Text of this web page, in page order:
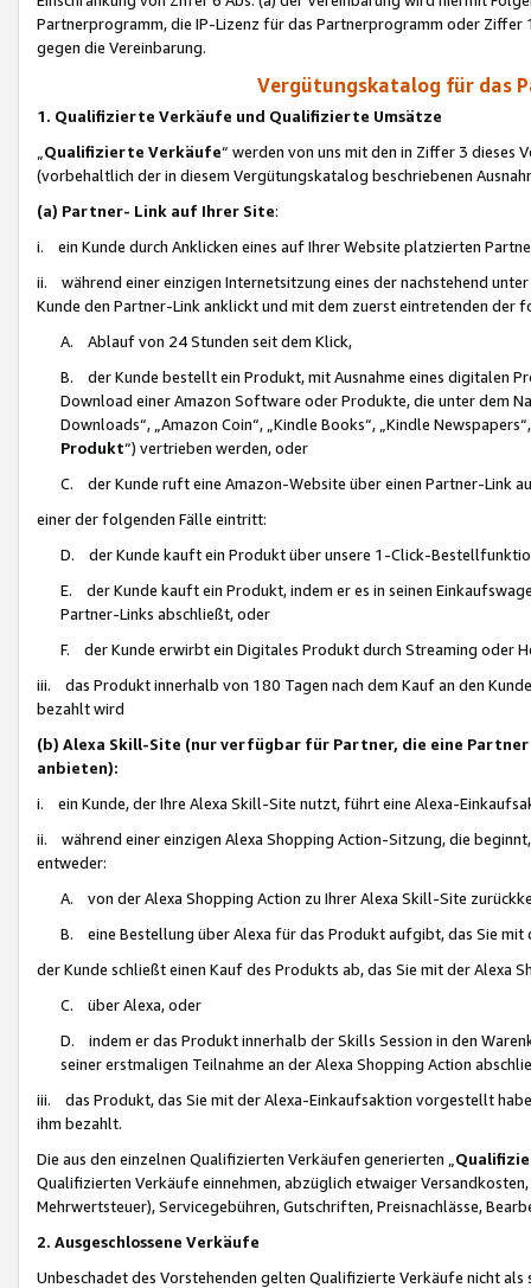
Partnerprogramm, die IP-Lizenz für das Partnerprogramm oder
gegen die Vereinbarung.
Vergütungskatalog für das
1. Qualifizierte Verkäufe und Qualifizierte Umsätze
Qualifizierte Verkäufe“ werden von uns mit den in Ziffer 3
(vorbehaltlich der in diesem Vergütungskatalog beschriebenen
(a) Partner- Link auf Ihrer Site:
i. ein Kunde durch Anklicken eines auf Ihrer Website platzierten
ii. während einer einzigen Internetsitzung eines der nachstehend
Kunde den Partner-Link anklickt und mit dem zuerst eintretenden der
A. Ablauf von 24 Stunden seit dem Klick,
B. der Kunde bestellt ein Produkt, mit Ausnahme eines digitalen
Download einer Amazon Software oder Produkte, die unter dem
Downloads“, „Amazon Coin“, „Kindle Books“, „Kindle
Produkt“) vertrieben werden, oder
C. der Kunde ruft eine Amazon-Website über einen Partner-Link
einer der folgenden Fälle eintritt:
D. der Kunde kauft ein Produkt über unsere 1-Click-
E. der Kunde kauft ein Produkt, indem er es in seinen
Partner-Links abschließt, oder
F. der Kunde erwirbt ein Digitales Produkt durch Streaming oder
iii. das Produkt innerhalb von 180 Tagen nach dem Kauf an den
bezahlt wird
(b) Alexa Skill-Site (nur verfügbar für Partner, die eine
anbieten):
i. ein Kunde, der Ihre Alexa Skill-Site nutzt, führt eine Alexa-
ii. während einer einzigen Alexa Shopping Action-Sitzung, die
entweder:
A. von der Alexa Shopping Action zu Ihrer Alexa Skill-Site
B. eine Bestellung über Alexa für das Produkt aufgibt, das Sie mit
der Kunde schließt einen Kauf des Produkts ab, das Sie mit der Alexa
C. über Alexa, oder
D. indem er das Produkt innerhalb der Skills Session in den
seiner erstmaligen Teilnahme an der Alexa Shopping Action
iii. das Produkt, das Sie mit der Alexa-Einkaufsaktion vorgestellt
ihm bezahlt.
Die aus den einzelnen Qualifizierten Verkäufen generierten „
Qualifizierten Verkäufe einnehmen, abzüglich etwaiger
Mehrwertsteuer), Servicegebühren, Gutschriften, Preisnachlässe,
2. Ausgeschlossene Verkäufe
Unbeschadet des Vorstehenden gelten Qualifizierte Verkäufe nicht